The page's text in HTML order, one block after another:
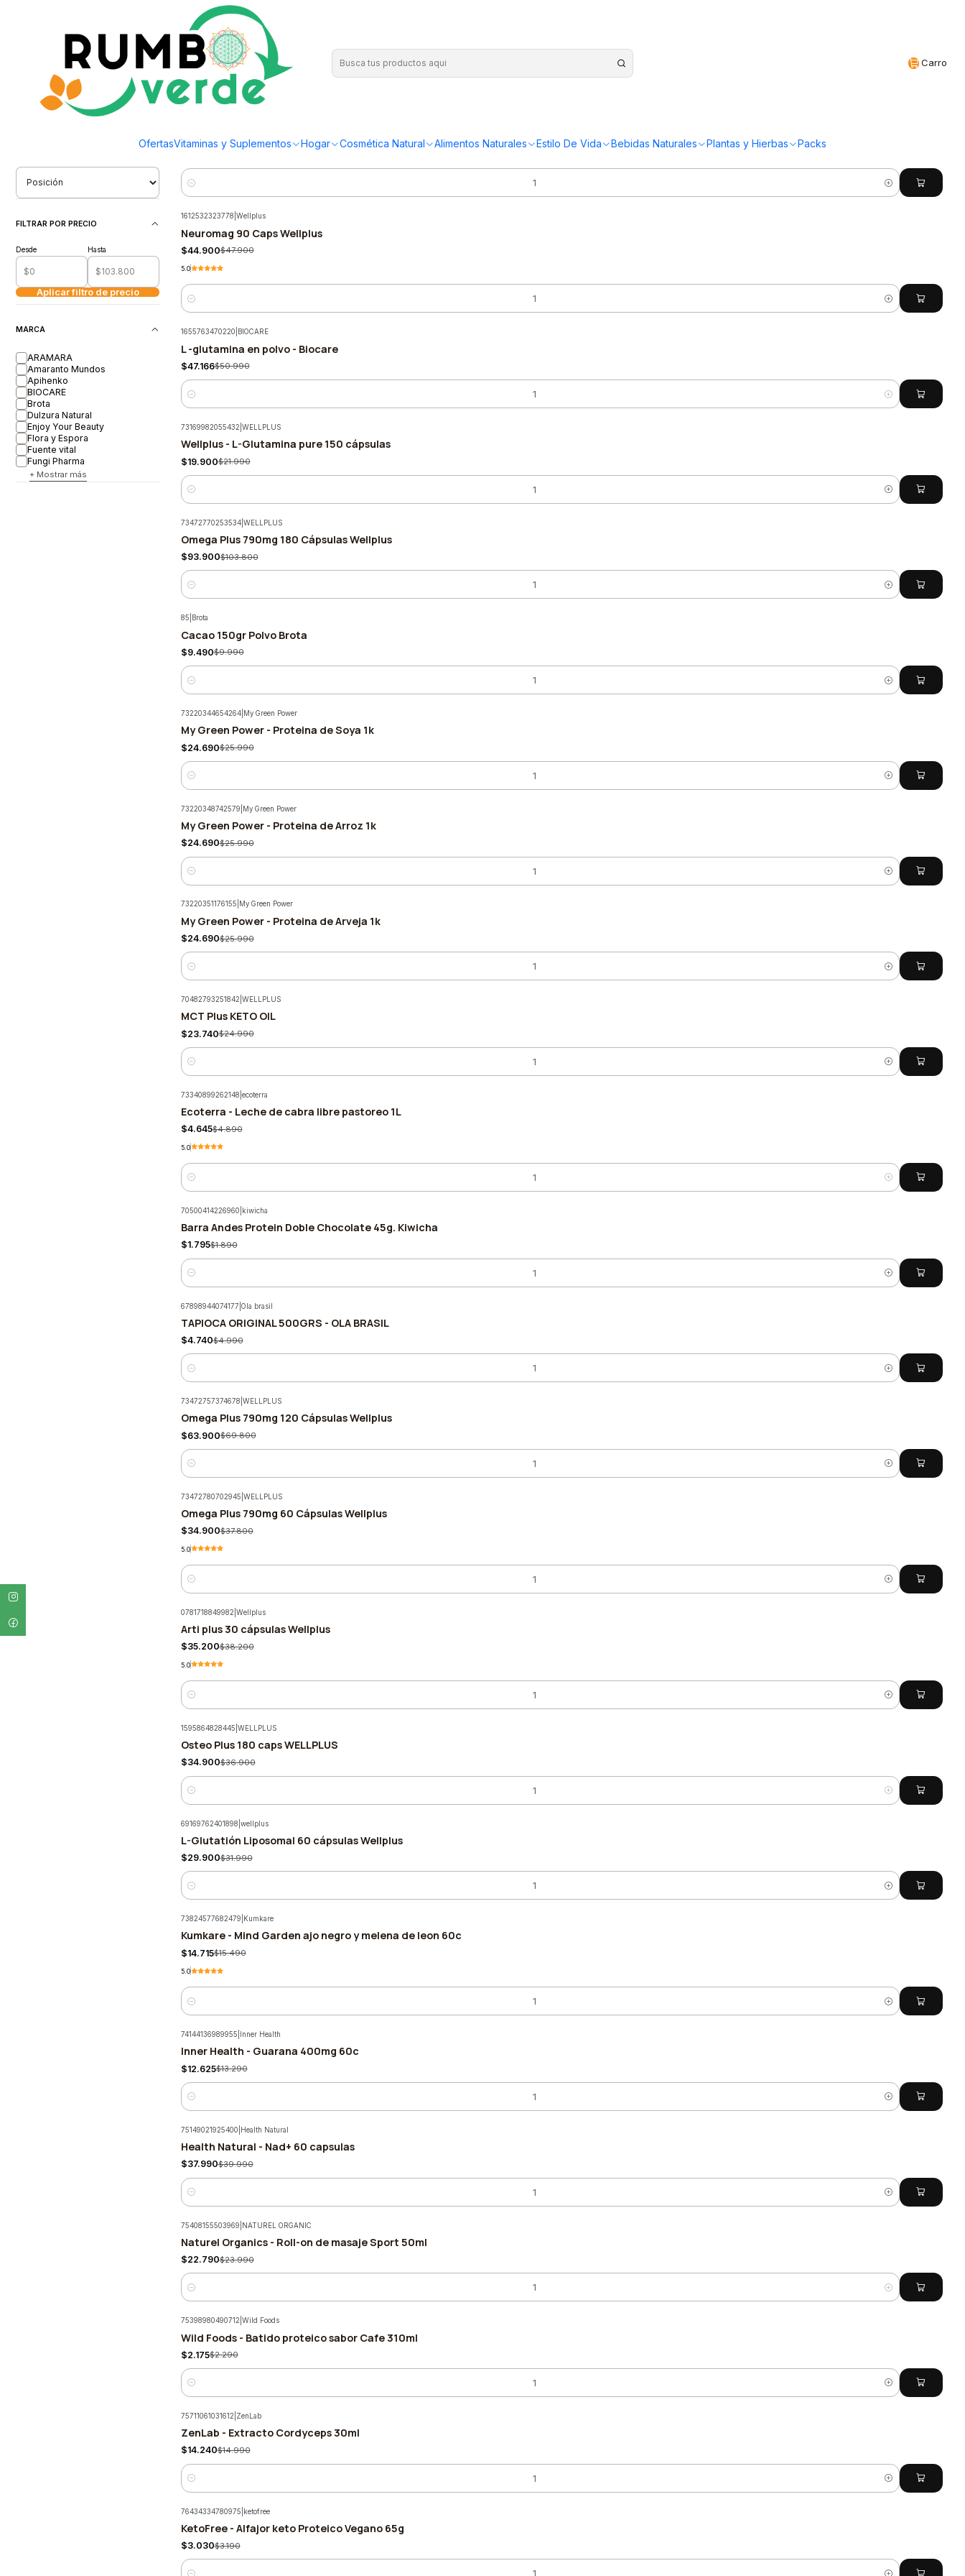
Carro
OfertasVitaminas y Suplementos Hogar Cosmética Natural Alimentos Naturales Estilo De Vida Bebidas Naturales Plantas y Hierbas Packs
Envío gratis por compras sobre los 59.990 en la provincia de Santiago
Vitaminas y Suplementos Nutrición Deportiva
Nutrición Deportiva (84 Productos)
Filtrar Productos
FILTRAR POR PRECIO
Desde Hasta
Aplicar filtro de precio
MARCA
ARAMARA
Amaranto Mundos
Apihenko
BIOCARE
Brota
Dulzura Natural
Enjoy Your Beauty
Flora y Espora
Fuente vital
Fungi Pharma
+ Mostrar más
-5%
Probiotico CND 10B 30 Caps Lactibiane
Cantidad
-6%
1612532323778 Wellplus
Neuromag 90 Caps Wellplus
$44.900$47.900
5.0
Cantidad
-7%
1655763470220 BIOCARE
L -glutamina en polvo - Biocare
$47.166$50.990
Cantidad
-10%
73169982055432 WELLPLUS
Wellplus - L-Glutamina pure 150 cápsulas
$19.900$21.990
Cantidad
-10%
73472770253534| WELLPLUS
Omega Plus 790mg 180 Cápsulas Wellplus
$93.900$103.800
Cantidad
-5%
85 Brota
Cacao 150gr Polvo Brota
$9.490$9.990
Cantidad
-5%
73220344654264| My Green Power
My Green Power - Proteina de Soya 1k
$24.690$25.990
Cantidad
-5%
73220348742579 My Green Power
My Green Power - Proteina de Arroz 1k
$24.690$25.990
Cantidad
-5%
73220351176155 My Green Power
My Green Power - Proteina de Arveja 1k
$24.690$25.990
Cantidad
-5%
70482793251842 WELLPLUS
MCT Plus KETO OIL
$23.740$24.990
Cantidad
-5%
73340899262148 ecoterra
Ecoterra - Leche de cabra libre pastoreo 1L
$4.645$4.890
5.0
Cantidad
-5%
70500414226960 kiwicha
Barra Andes Protein Doble Chocolate 45g. Kiwicha
$1.795$1.890
Cantidad
-5%
67898944074177 Ola brasil
TAPIOCA ORIGINAL 500GRS - OLA BRASIL
$4.740$4.990
Cantidad
-8%
73472757374678 WELLPLUS
Omega Plus 790mg 120 Cápsulas Wellplus
$63.900$69.800
Cantidad
-8%
73472780702945 WELLPLUS
Omega Plus 790mg 60 Cápsulas Wellplus
$34.900$37.800
5.0
Cantidad
-8%
0781718849982 Wellplus
Arti plus 30 cápsulas Wellplus
$35.200$38.200
5.0
Cantidad
-5%
1595864828445 WELLPLUS
Osteo Plus 180 caps WELLPLUS
$34.900$36.900
Cantidad
-7%
69169762401898 wellplus
L-Glutatión Liposomal 60 cápsulas Wellplus
$29.900$31.990
Cantidad
-5%
73824577682479 Kumkare
Kumkare - Mind Garden ajo negro y melena de leon 60c
$14.715$15.490
5.0
Cantidad
-5%
74144136989955 Inner Health
Inner Health - Guarana 400mg 60c
$12.625$13.290
Cantidad
-5%
75149021925400 Health Natural
Health Natural - Nad+ 60 capsulas
$37.990$39.990
Cantidad
-5%
75408155503969 NATUREL ORGANIC
Naturel Organics - Roll-on de masaje Sport 50ml
$22.790$23.990
Cantidad
-5%
75398980490712 Wild Foods
Wild Foods - Batido proteico sabor Cafe 310ml
$2.175$2.290
Cantidad
-5%
75711061031612 ZenLab
ZenLab - Extracto Cordyceps 30ml
$14.240$14.990
Cantidad
-5%
76434334780975 ketofree
KetoFree - Alfajor keto Proteico Vegano 65g
$3.030$3.190